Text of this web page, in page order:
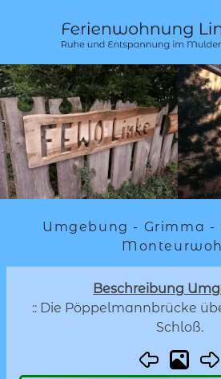
Umgebung - Grimma
Beschreibung
:: Die Pöppelmannbrücke
Schloß.